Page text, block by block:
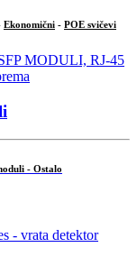
Ekonomični - POE svičevi
- Ostalo